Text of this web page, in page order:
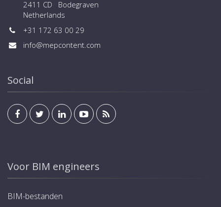
2411 CD Bodegraven
Netherlands
+31 172 63 00 29
info@mepcontent.com
Social
Voor BIM engineers
BIM-bestanden